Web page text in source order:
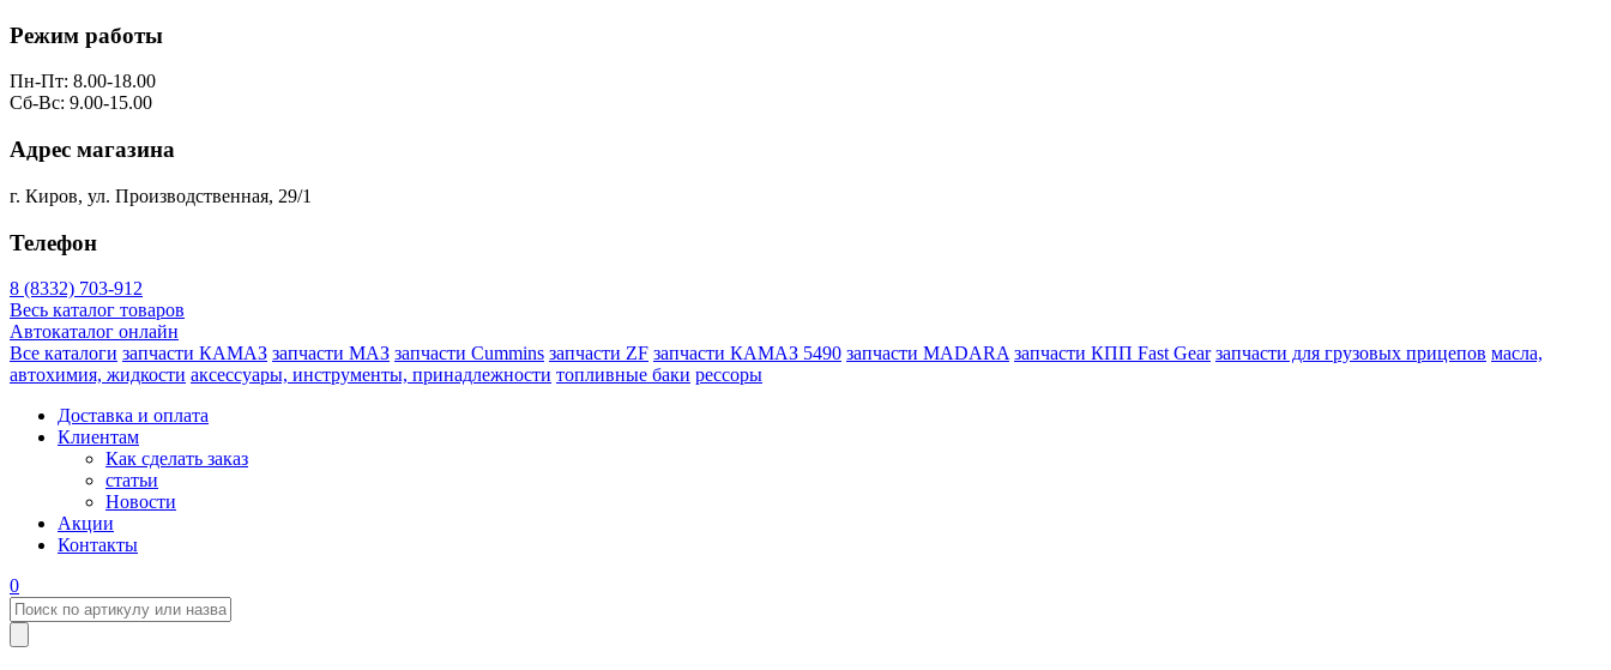
Режим работы
Пн-Пт: 8.00-18.00
Сб-Вс: 9.00-15.00
Адрес магазина
г. Киров, ул. Производственная, 29/1
Телефон
8 (8332) 703-912
Весь каталог товаров
Автокаталог онлайн
Все каталоги запчасти КАМАЗ запчасти МАЗ запчасти Cummins запчасти ZF запчасти КАМАЗ 5490 запчасти MADARA запчасти КПП Fast Gear запчасти для грузовых прицепов масла,
автохимия, жидкости аксессуары, инструменты, принадлежности топливные баки рессоры
Доставка и оплата
Клиентам
Как сделать заказ
статьи
Новости
Акции
Контакты
0